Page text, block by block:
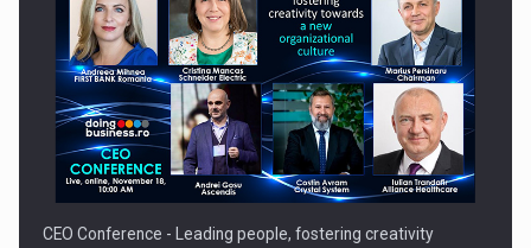
CEO Conference - Leading people, fostering creativity